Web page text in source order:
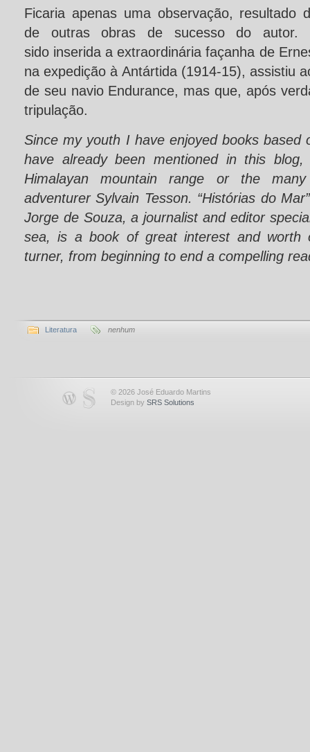
Ficaria apenas uma observação, resultado
de outras obras de sucesso do autor.
sido inserida a extraordinária façanha de
na expedição à Antártida (1914-15), assistiu
de seu navio Endurance, mas que, após
tripulação.
Since my youth I have enjoyed books based
have already been mentioned in this
Himalayan mountain range or the
adventurer Sylvain Tesson. “Histórias do
Jorge de Souza, a journalist and editor
sea, is a book of great interest and worth
turner, from beginning to end a compelling
Literatura nenhum
© 2026 José Eduardo Martins
Design by SRS Solutions